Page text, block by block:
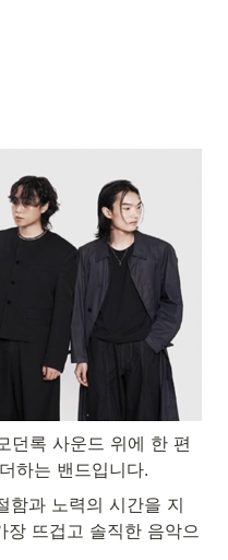
던록 사운드 위에 한 편
하는 밴드입니다.
함과 노력의 시간을 지
뜨겁고 솔직한 음악으